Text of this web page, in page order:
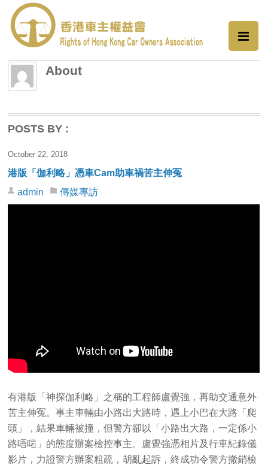
About
POSTS BY :
October 22, 2018
港版「伽利略」憑車Cam助車禍苦主伸冤
admin
傳媒專訪
有港版「神探伽利略」之稱的工程師盧覺強，再助交通意外
苦主伸冤。事主車輛由小路出大路時，遇上小巴在大路「爬
頭」，結果車輛被撞，但警方卻以「小路出大路，一定係小
路唔啱」的態度辦案檢控事主。盧覺強憑相片及行車紀錄儀
影片，力證警方辦案粗疏，胡亂起訴，終成功令警方撤銷檢